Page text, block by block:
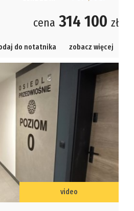
cena 314 100 zł
do notatnika zobacz więcej
video